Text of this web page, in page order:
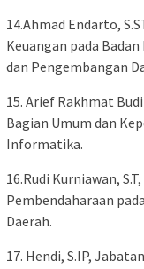
14.Ahmad Endarto,
Keuangan pada
dan Pengembangan
15. Arief Rakhmat
Bagian Umum dan
Informatika.
16.Rudi Kurniawan,
Pembendaharaan
Daerah.
17. Hendi, S.IP,